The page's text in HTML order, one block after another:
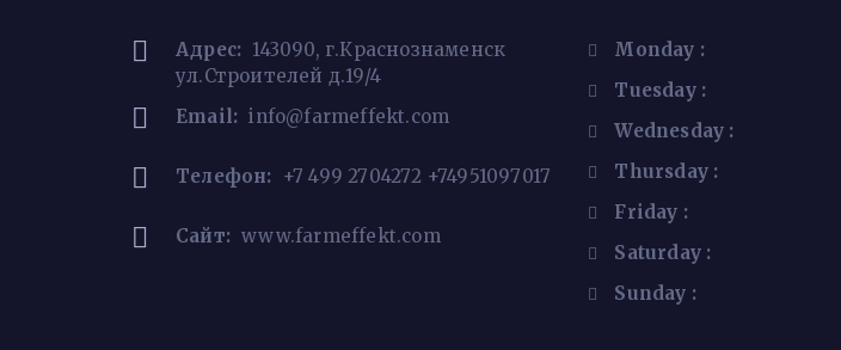
Адрес: 143090, г.Краснознаменск
ул.Строителей д.19/4
Email: info@farmeffekt.com
Телефон: +7 499 2704272 +74951097017
Сайт: www.farmeffekt.com
Monday :
Tuesday :
Wednesday :
Thursday :
Friday :
Saturday :
Sunday :